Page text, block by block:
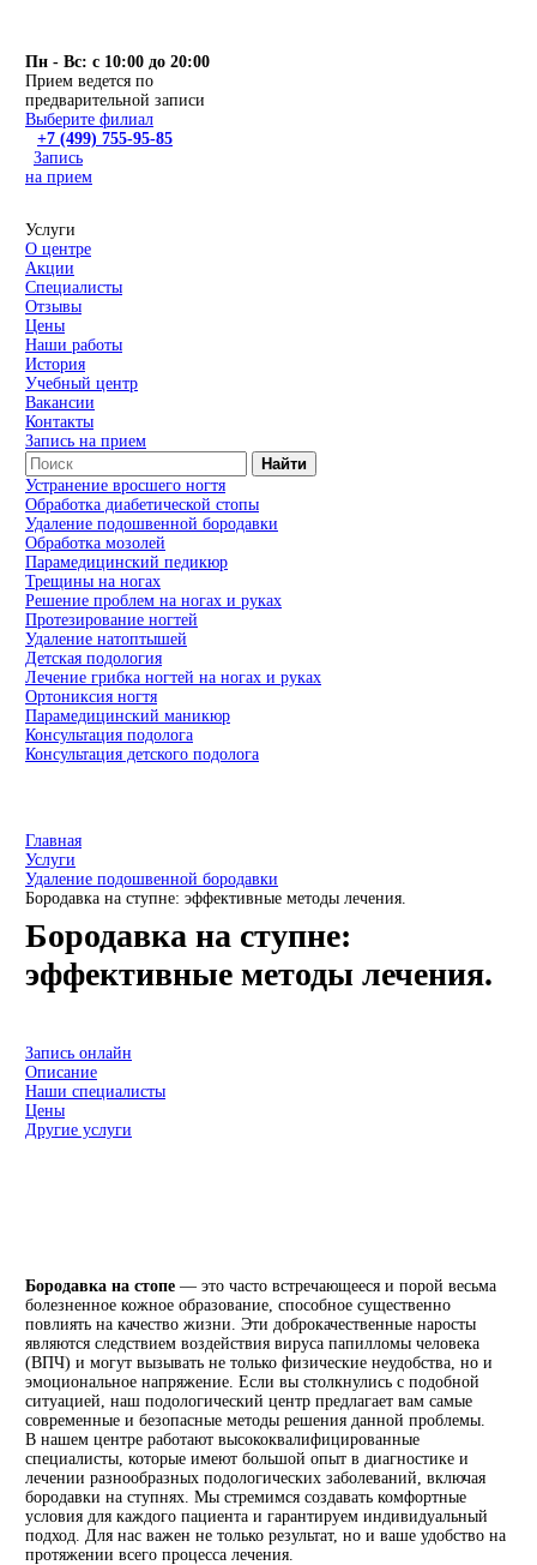
Пн - Вс: с 10:00 до 20:00
Прием ведется по
предварительной записи
Выберите филиал
+7 (499) 755-95-85
Запись
на прием
Услуги
О центре
Акции
Специалисты
Отзывы
Цены
Наши работы
История
Учебный центр
Вакансии
Контакты
Запись на прием
Найти
Устранение вросшего ногтя
Обработка диабетической стопы
Удаление подошвенной бородавки
Обработка мозолей
Парамедицинский педикюр
Трещины на ногах
Решение проблем на ногах и руках
Протезирование ногтей
Удаление натоптышей
Детская подология
Лечение грибка ногтей на ногах и руках
Ортониксия ногтя
Парамедицинский маникюр
Консультация подолога
Консультация детского подолога
Главная
Услуги
Удаление подошвенной бородавки
Бородавка на ступне: эффективные методы лечения.
Бородавка на ступне:
эффективные методы лечения.
Запись онлайн
Описание
Наши специалисты
Цены
Другие услуги
Бородавка на стопе — это часто встречающееся и порой весьма
болезненное кожное образование, способное существенно
повлиять на качество жизни. Эти доброкачественные наросты
являются следствием воздействия вируса папилломы человека
(ВПЧ) и могут вызывать не только физические неудобства, но и
эмоциональное напряжение. Если вы столкнулись с подобной
ситуацией, наш подологический центр предлагает вам самые
современные и безопасные методы решения данной проблемы.
В нашем центре работают высококвалифицированные
специалисты, которые имеют большой опыт в диагностике и
лечении разнообразных подологических заболеваний, включая
бородавки на ступнях. Мы стремимся создавать комфортные
условия для каждого пациента и гарантируем индивидуальный
подход. Для нас важен не только результат, но и ваше удобство на
протяжении всего процесса лечения.